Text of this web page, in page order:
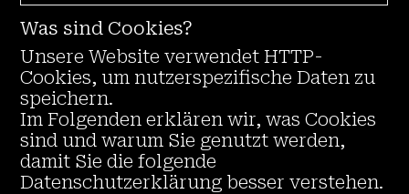
Was sind Cookies?
Unsere Website verwendet HTTP-
Cookies, um nutzerspezifische Daten zu
speichern.
Im Folgenden erklären wir, was Cookies
sind und warum Sie genutzt werden,
damit Sie die folgende
Datenschutzerklärung besser verstehen.